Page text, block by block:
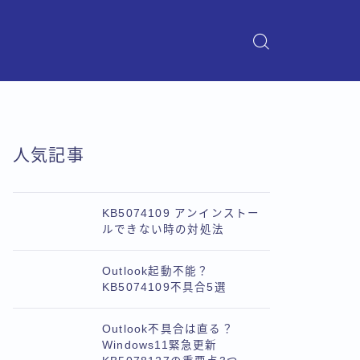
人気記事
KB5074109 アンインストー
ルできない時の対処法
Outlook起動不能？
KB5074109不具合5選
Outlook不具合は直る？
Windows11緊急更新